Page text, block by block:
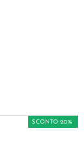
SCONTO 20%